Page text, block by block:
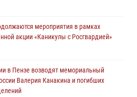
праздничных мероприятий в
1
задержали мужчину, который
мероприятия в рамках
акции «Каникулы с Росгвардией»
в Пензе возводят мемориальный
Валерия Канакина и погибших